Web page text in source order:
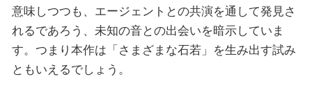
意味しつつも、エージェントとの共演を通して発見さ
れるであろう、未知の音との出会いを暗示していま
す。つまり本作は「さまざまな石若」を生み出す試み
ともいえるでしょう。